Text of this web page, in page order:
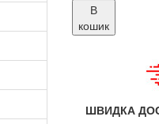
В
кошик
ШВИДКА